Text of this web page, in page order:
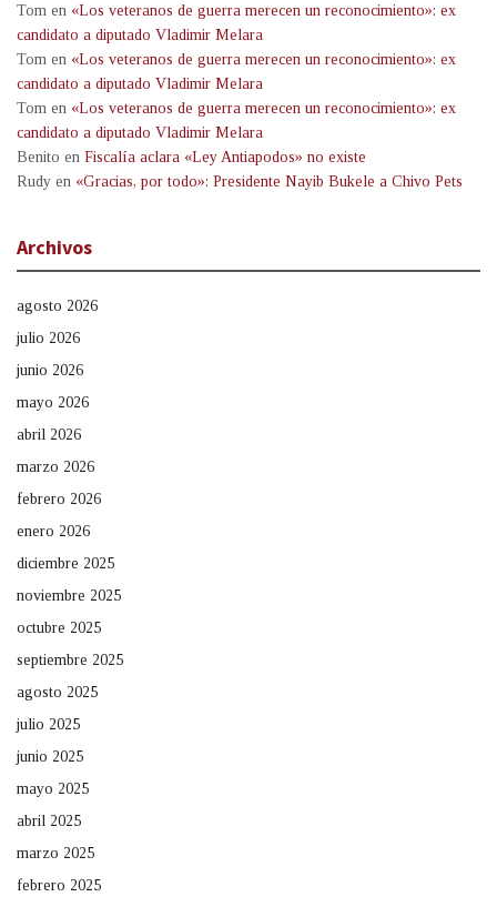
Tom en «Los veteranos de guerra merecen un reconocimiento»: ex
candidato a diputado Vladimir Melara
Tom en «Los veteranos de guerra merecen un reconocimiento»: ex
candidato a diputado Vladimir Melara
Tom en «Los veteranos de guerra merecen un reconocimiento»: ex
candidato a diputado Vladimir Melara
Benito en Fiscalía aclara «Ley Antiapodos» no existe
Rudy en «Gracias, por todo»: Presidente Nayib Bukele a Chivo Pets
Archivos
agosto 2026
julio 2026
junio 2026
mayo 2026
abril 2026
marzo 2026
febrero 2026
enero 2026
diciembre 2025
noviembre 2025
octubre 2025
septiembre 2025
agosto 2025
julio 2025
junio 2025
mayo 2025
abril 2025
marzo 2025
febrero 2025